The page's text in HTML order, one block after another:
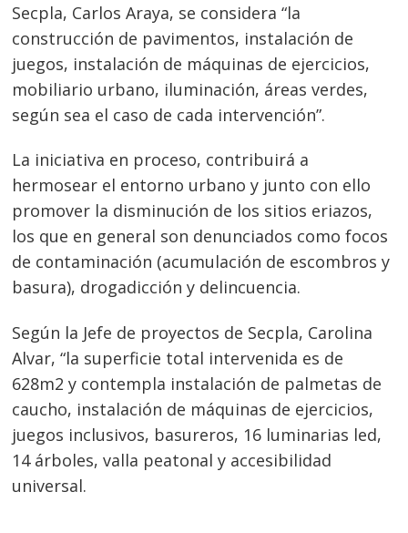
Secpla, Carlos Araya, se considera “la
construcción de pavimentos, instalación de
juegos, instalación de máquinas de ejercicios,
mobiliario urbano, iluminación, áreas verdes,
según sea el caso de cada intervención”.
La iniciativa en proceso, contribuirá a
hermosear el entorno urbano y junto con ello
promover la disminución de los sitios eriazos,
los que en general son denunciados como focos
de contaminación (acumulación de escombros y
basura), drogadicción y delincuencia.
Según la Jefe de proyectos de Secpla, Carolina
Alvar, “la superficie total intervenida es de
628m2 y contempla instalación de palmetas de
caucho, instalación de máquinas de ejercicios,
juegos inclusivos, basureros, 16 luminarias led,
14 árboles, valla peatonal y accesibilidad
universal.
Navegación
de
entradas